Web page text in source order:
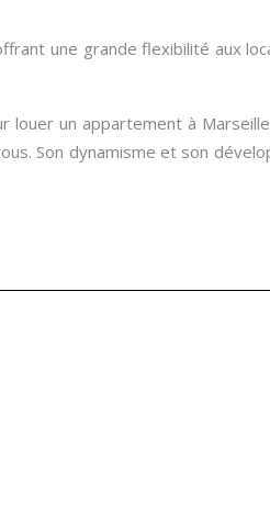
une grande flexibilité aux
un appartement à
Son dynamisme et son